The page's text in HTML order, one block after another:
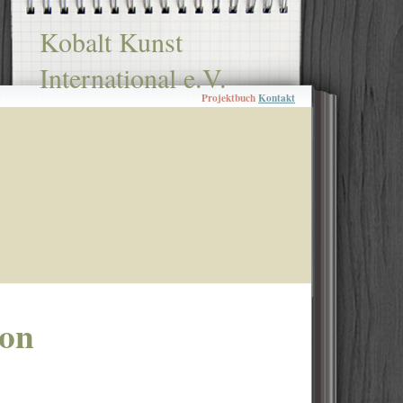
Kobalt Kunst
International e.V.
ProjektbuchKontakt